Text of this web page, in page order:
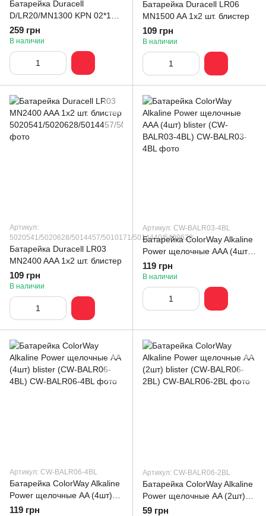
Батарейка Duracell
D/LR20/MN1300 KPN 02*10
блистер
259 грн
В наличии
Батарейка Duracell LR06
MN1500 AA 1x2 шт. блистер
109 грн
В наличии
Артикул:
5020541/5020628/5014457/5010171/5014440/6409628
Батарейка Duracell LR03
MN2400 AAA 1х2 шт. блистер
109 грн
В наличии
Артикул: CW-BALR03-4BL
Батарейка СolorWay Alkaline
Power щелочные AAA (4шт)
blister (CW-BALR03-4BL)
119 грн
В наличии
Артикул: CW-BALR06-4BL
Батарейка СolorWay Alkaline
Power щелочные AA (4шт)
blister (CW-BALR06-4BL)
119 грн
Артикул: CW-BALR06-2BL
Батарейка СolorWay Alkaline
Power щелочные AA (2шт)
blister (CW-BALR06-2BL)
59 грн